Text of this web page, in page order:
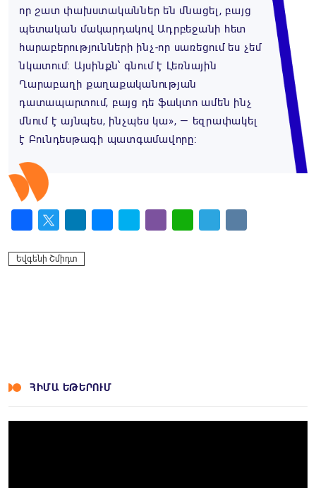
որ շատ փախստականներ են մնացել, բայց
պետական մակարդակով Ադրբեջանի հետ
հարաբերությունների ինչ-որ սառեցում ես չեմ
նկատում։ Այսինքն՝ գնում է Լեռնային
Ղարաբաղի քաղաքականության
դատապարտում, բայց դե ֆակտո ամեն ինչ
մնում է այնպես, ինչպես կա», — եզրափակել
է Բունդեսթագի պատգամավորը։
Եվգենի Շմիդտ
ՀԻՄԱ ԵԹԵՐՈՒՄ